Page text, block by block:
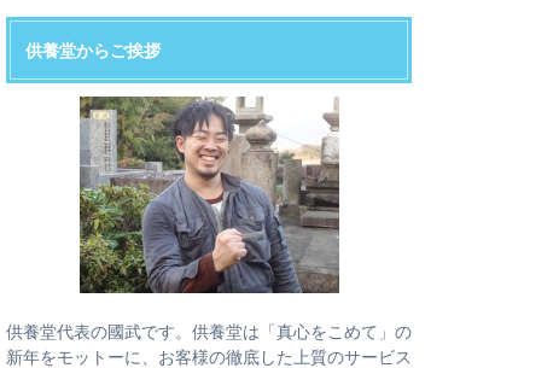
供養堂からご挨拶
供養堂代表の國武です。供養堂は「真心をこめて」の
新年をモットーに、お客様の徹底した上質のサービス